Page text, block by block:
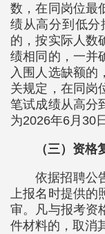
数，在同岗位最
绩从高分到低分
的，按实际人数
绩相同的，一并
入围人选缺额的
关规定，在同岗
笔试成绩从高分
为2026年6月30
（三）资格
依据招聘公
上报名时提供的
审。凡与报考资
件材料的，取消